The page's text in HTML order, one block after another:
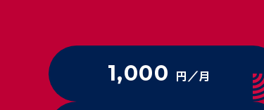
1,000 円／月